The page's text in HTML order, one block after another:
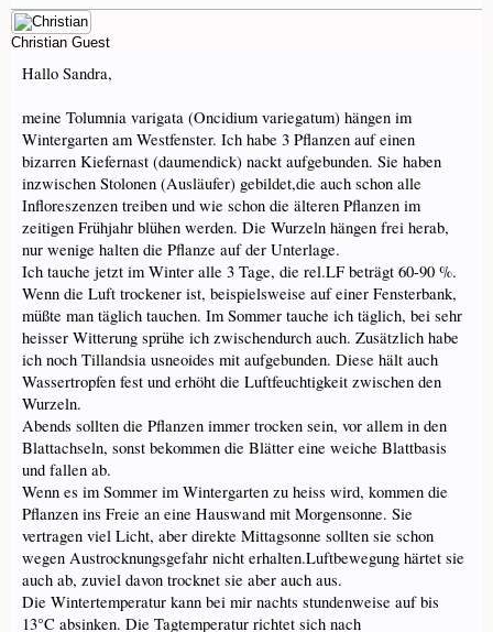
Christian Guest
Hallo Sandra,
meine Tolumnia varigata (Oncidium variegatum) hängen im
Wintergarten am Westfenster. Ich habe 3 Pflanzen auf einen
bizarren Kiefernast (daumendick) nackt aufgebunden. Sie haben
inzwischen Stolonen (Ausläufer) gebildet,die auch schon alle
Infloreszenzen treiben und wie schon die älteren Pflanzen im
zeitigen Frühjahr blühen werden. Die Wurzeln hängen frei herab,
nur wenige halten die Pflanze auf der Unterlage.
Ich tauche jetzt im Winter alle 3 Tage, die rel.LF beträgt 60-90 %.
Wenn die Luft trockener ist, beispielsweise auf einer Fensterbank,
müßte man täglich tauchen. Im Sommer tauche ich täglich, bei sehr
heisser Witterung sprühe ich zwischendurch auch. Zusätzlich habe
ich noch Tillandsia usneoides mit aufgebunden. Diese hält auch
Wassertropfen fest und erhöht die Luftfeuchtigkeit zwischen den
Wurzeln.
Abends sollten die Pflanzen immer trocken sein, vor allem in den
Blattachseln, sonst bekommen die Blätter eine weiche Blattbasis
und fallen ab.
Wenn es im Sommer im Wintergarten zu heiss wird, kommen die
Pflanzen ins Freie an eine Hauswand mit Morgensonne. Sie
vertragen viel Licht, aber direkte Mittagsonne sollten sie schon
wegen Austrocknungsgefahr nicht erhalten.Luftbewegung härtet sie
auch ab, zuviel davon trocknet sie aber auch aus.
Die Wintertemperatur kann bei mir nachts stundenweise auf bis
13°C absinken. Die Tagtemperatur richtet sich nach